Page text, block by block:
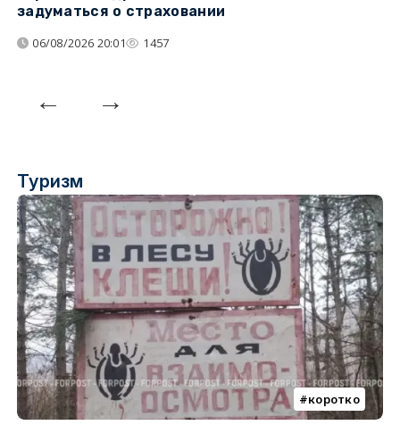
задуматься о страховании
06/08/2026 20:01 1457
Туризм
коротко